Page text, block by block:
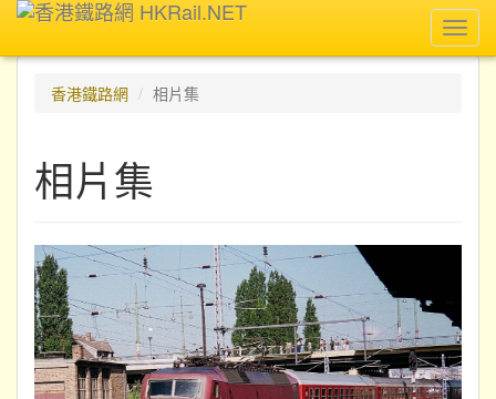
香港鐵路網
相片集
相片集